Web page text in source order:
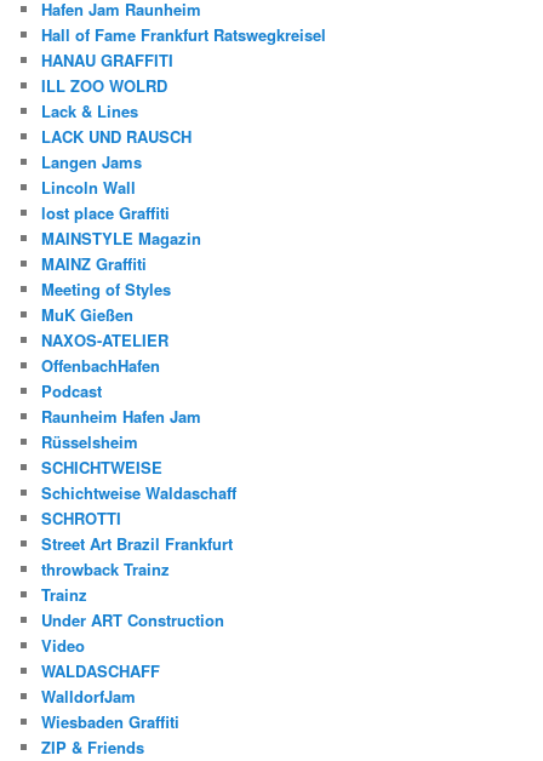
Hafen Jam Raunheim
Hall of Fame Frankfurt Ratswegkreisel
HANAU GRAFFITI
ILL ZOO WOLRD
Lack & Lines
LACK UND RAUSCH
Langen Jams
Lincoln Wall
lost place Graffiti
MAINSTYLE Magazin
MAINZ Graffiti
Meeting of Styles
MuK Gießen
NAXOS-ATELIER
OffenbachHafen
Podcast
Raunheim Hafen Jam
Rüsselsheim
SCHICHTWEISE
Schichtweise Waldaschaff
SCHROTTI
Street Art Brazil Frankfurt
throwback Trainz
Trainz
Under ART Construction
Video
WALDASCHAFF
WalldorfJam
Wiesbaden Graffiti
ZIP & Friends